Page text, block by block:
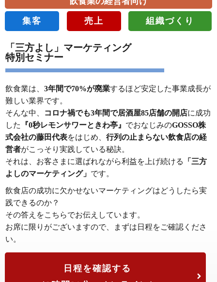
集客 売上 組織づくり
「三方よし」マーケティング
特別セミナー
飲食業は、 3年間で70%が廃業するほど安定した事業成長が
難しい業界です。
そんな中、
コロナ禍でも3年間で居酒屋85店舗の開店に成功
した
『0秒レモンサワーときわ亭』 でおなじみのGOSSO株
式会社の藤田代表をはじめ、 行列の止まらない飲食店の経
営者がこっそり実践している秘訣。
それは、お客さまに選ばれながら利益を上げ続ける
「三方
よしのマーケティング」 です。
飲食店の成功に欠かせないマーケティングはどうしたら実
践できるのか？
その答えをこちらでお伝えしています。
お席に限りがございますので、まずは日程をご確認くださ
い。
日程を確認する